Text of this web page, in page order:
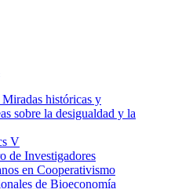
históricas y
sobre la desigualdad y la
V
de Investigadores
en Cooperativismo
de Bioeconomía